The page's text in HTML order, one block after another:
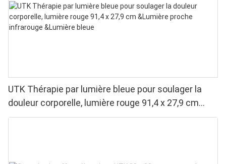
UTK Thérapie par lumière bleue pour soulager la
douleur corporelle, lumière rouge 91,4 x 27,9 cm
&Lumière proche infrarouge &Lumière bleue